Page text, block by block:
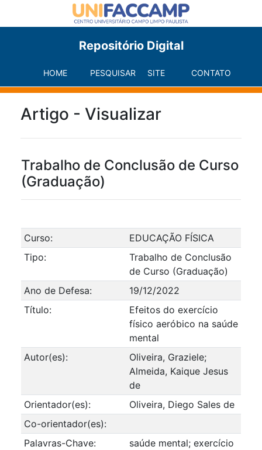
Repositório Digital
HOME PESQUISAR SITE CONTATO
Artigo - Visualizar
Trabalho de Conclusão de Curso
(Graduação)
Curso:
EDUCAÇÃO FÍSICA
Tipo:
Trabalho de Conclusão
de Curso (Graduação)
Ano de Defesa:
19/12/2022
Título:
Efeitos do exercício
físico aeróbico na saúde
mental
Autor(es):
Oliveira, Graziele;
Almeida, Kaique Jesus
de
Orientador(es):
Oliveira, Diego Sales de
Co-orientador(es):
Palavras-Chave:
saúde mental; exercício